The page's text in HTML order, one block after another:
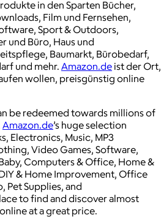
in den Sparten Bücher,
Film und Fernsehen,
Sport & Outdoors,
und Büro, Haus und
Baumarkt, Bürobedarf,
und mehr. Amazon.de ist der Ort,
wollen, preisgünstig online
be redeemed towards millions of
Amazon.de’s huge selection
Electronics, Music, MP3
Video Games, Software,
Computers & Office, Home &
& Home Improvement, Office
Pet Supplies, and
to find and discover almost
at a great price.